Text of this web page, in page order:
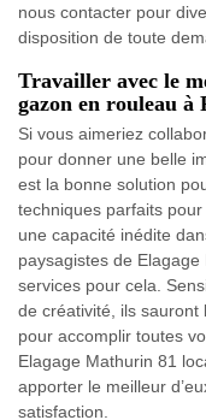
nous contacter pour
disposition de toute
Travailler avec le
gazon en rouleau à
Si vous aimeriez
pour donner une belle
est la bonne solution
techniques parfaits
une capacité inédite
paysagistes de
services pour cela.
de créativité, ils
pour accomplir toutes
Elagage Mathurin 81
apporter le meilleur
satisfaction.